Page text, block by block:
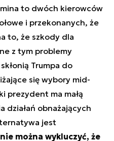
to dwóch kierowców
i przekonanych, że
to, że szkody dla
z tym problemy
Trumpa do
się wybory mid-
prezydent ma małą
działań obnażających
jest
nie można wykluczyć, że